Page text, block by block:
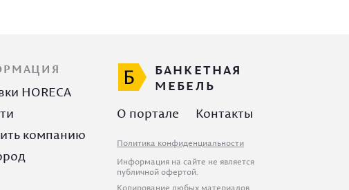
БАНКЕТНАЯ
МЕБЕЛЬ
О портале
Контакты
HORECA
компанию
Политика конфиденциальности
Информация на сайте не является
публичной офертой.
Копирование любых материалов